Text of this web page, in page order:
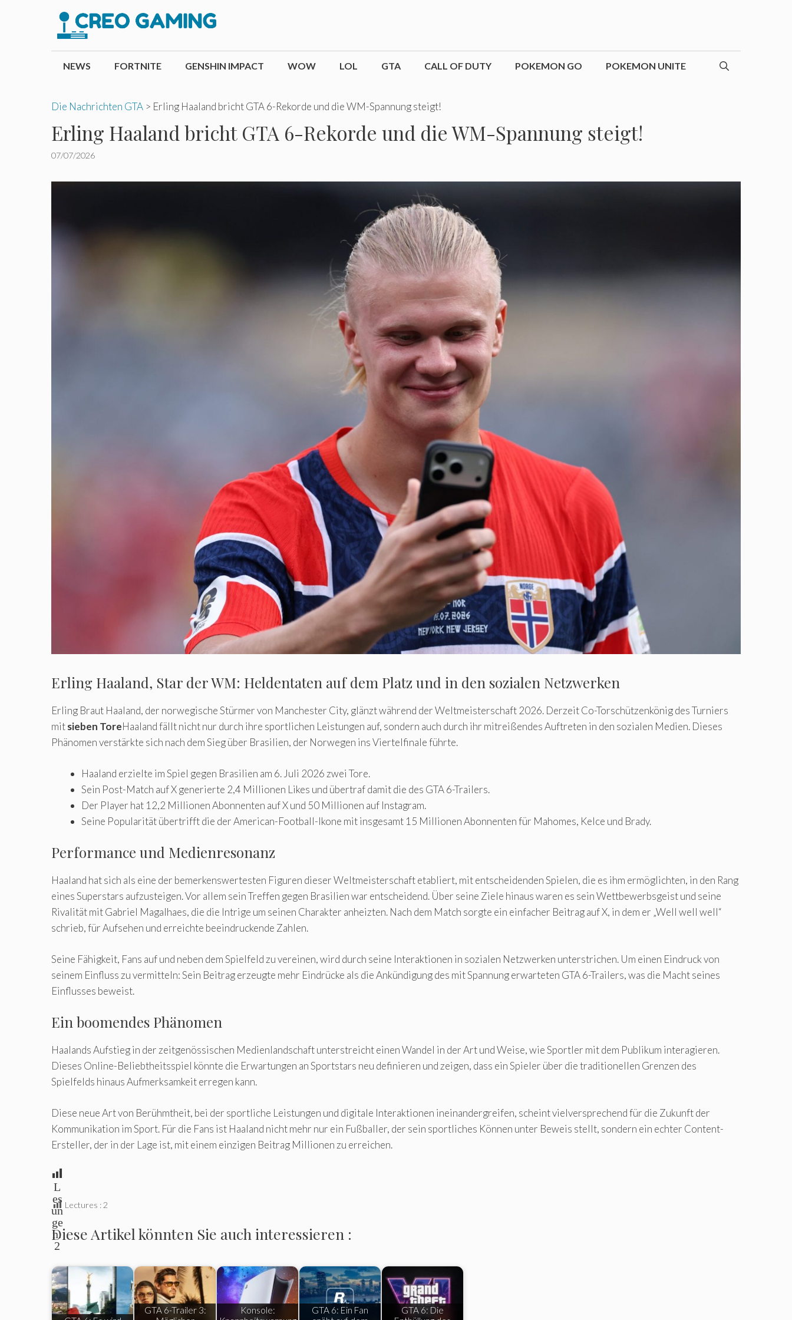
NEWS FORTNITE GENSHIN IMPACT WOW LOL GTA CALL OF DUTY POKEMON GO POKEMON UNITE
Die Nachrichten GTA > Erling Haaland bricht GTA 6-Rekorde und die WM-Spannung steigt!
Erling Haaland bricht GTA 6-Rekorde und die WM-Spannung steigt!
07/07/2026
Erling Haaland, Star der WM: Heldentaten auf dem Platz und in den sozialen Netzwerken
Erling Braut Haaland, der norwegische Stürmer von Manchester City, glänzt während der Weltmeisterschaft 2026. Derzeit Co-Torschützenkönig des Turniers
mitsieben ToreHaaland fällt nicht nur durch ihre sportlichen Leistungen auf, sondern auch durch ihr mitreißendes Auftreten in den sozialen Medien. Dieses
Phänomen verstärkte sich nach dem Sieg über Brasilien, der Norwegen ins Viertelfinale führte.
Haaland erzielte im Spiel gegen Brasilien am 6. Juli 2026 zwei Tore.
Sein Post-Match auf X generierte 2,4 Millionen Likes und übertraf damit die des GTA 6-Trailers.
Der Player hat 12,2 Millionen Abonnenten auf X und 50 Millionen auf Instagram.
Seine Popularität übertrifft die der American-Football-Ikone mit insgesamt 15 Millionen Abonnenten für Mahomes, Kelce und Brady.
Performance und Medienresonanz
Haaland hat sich als eine der bemerkenswertesten Figuren dieser Weltmeisterschaft etabliert, mit entscheidenden Spielen, die es ihm ermöglichten, in den Rang
eines Superstars aufzusteigen. Vor allem sein Treffen gegen Brasilien war entscheidend. Über seine Ziele hinaus waren es sein Wettbewerbsgeist und seine
Rivalität mit Gabriel Magalhaes, die die Intrige um seinen Charakter anheizten. Nach dem Match sorgte ein einfacher Beitrag auf X, in dem er „Well well well“
schrieb, für Aufsehen und erreichte beeindruckende Zahlen.
Seine Fähigkeit, Fans auf und neben dem Spielfeld zu vereinen, wird durch seine Interaktionen in sozialen Netzwerken unterstrichen. Um einen Eindruck von
seinem Einfluss zu vermitteln: Sein Beitrag erzeugte mehr Eindrücke als die Ankündigung des mit Spannung erwarteten GTA 6-Trailers, was die Macht seines
Einflusses beweist.
Ein boomendes Phänomen
Haalands Aufstieg in der zeitgenössischen Medienlandschaft unterstreicht einen Wandel in der Art und Weise, wie Sportler mit dem Publikum interagieren.
Dieses Online-Beliebtheitsspiel könnte die Erwartungen an Sportstars neu definieren und zeigen, dass ein Spieler über die traditionellen Grenzen des
Spielfelds hinaus Aufmerksamkeit erregen kann.
Diese neue Art von Berühmtheit, bei der sportliche Leistungen und digitale Interaktionen ineinandergreifen, scheint vielversprechend für die Zukunft der
Kommunikation im Sport. Für die Fans ist Haaland nicht mehr nur ein Fußballer, der sein sportliches Können unter Beweis stellt, sondern ein echter Content-
Ersteller, der in der Lage ist, mit einem einzigen Beitrag Millionen zu erreichen.
L
es
un
ge
n:
2
Lectures : 2
Diese Artikel könnten Sie auch interessieren :
GTA 6-Trailer 3:
Konsole:
GTA 6: Ein Fan
GTA 6: Die